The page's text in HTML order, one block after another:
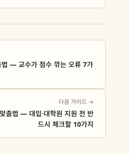
법 — 교수가 점수 깎는 오류 7가
다음 가이드 →
춤법 — 대입·대학원 지원 전 반
드시 체크할 10가지